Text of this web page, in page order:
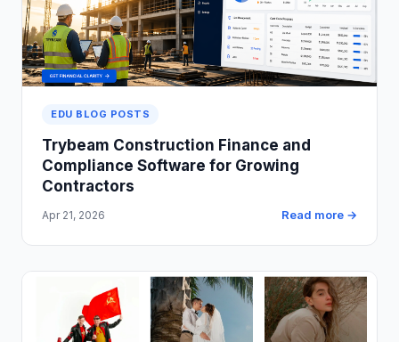
EDU BLOG POSTS
Trybeam Construction Finance and
Compliance Software for Growing
Contractors
Apr 21, 2026 Read more →